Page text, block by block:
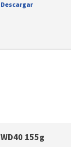
Descargar
WD40 155g